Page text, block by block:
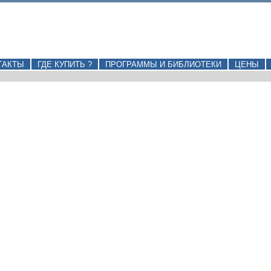
ГДЕ КУПИТЬ ? ПРОГРАММЫ И БИБЛИОТЕКИ ЦЕНЫ